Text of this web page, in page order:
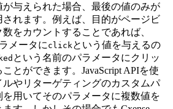
与えられた場合、最後の値のみが
れます。例えば、目的がページビ
をカウントすることであれば、
メータに click という値を与えるの
という名前のパラメータにクリッ
とができます。JavaScript APIを使
やリターゲティングのカスタムパ
用いてそのパラメータに複数値を